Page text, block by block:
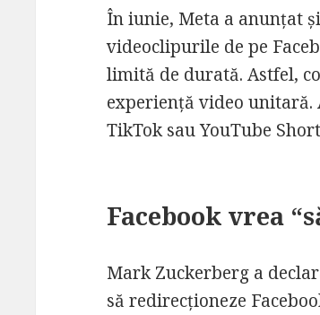
În iunie, Meta a anunțat
videoclipurile de pe
limită de durată. Astfel,
experiență video unitară.
TikTok sau YouTube
Facebook vrea
Mark Zuckerberg a
să redirecționeze